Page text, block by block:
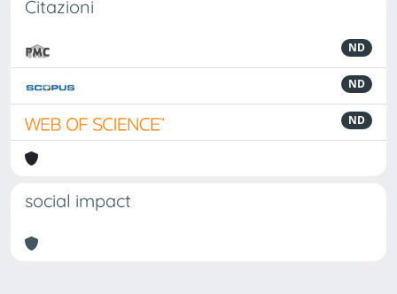
Citazioni
ND
ND
ND
social impact